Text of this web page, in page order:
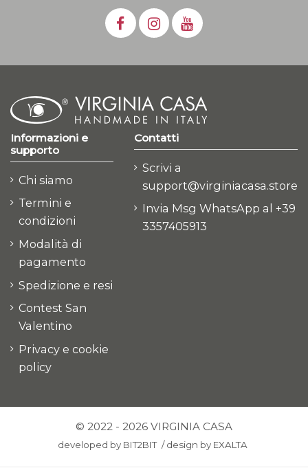
Informazioni e
supporto
Chi siamo
Termini e
condizioni
Modalità di
pagamento
Spedizione e resi
Contest San
Valentino
Privacy e cookie
policy
Contatti
Scrivi a
support@virginiacasa.store
Invia Msg WhatsApp al +39
3357405913
© 2022 - 2026 VIRGINIA CASA
developed by BIT2BIT /design by EXALTA